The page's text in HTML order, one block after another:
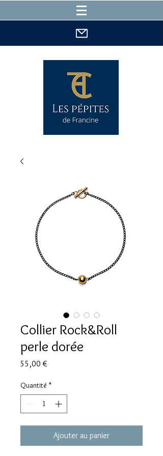
Collier Rock&Roll
perle dorée
55,00 €
Quantité *
Ajouter au panier